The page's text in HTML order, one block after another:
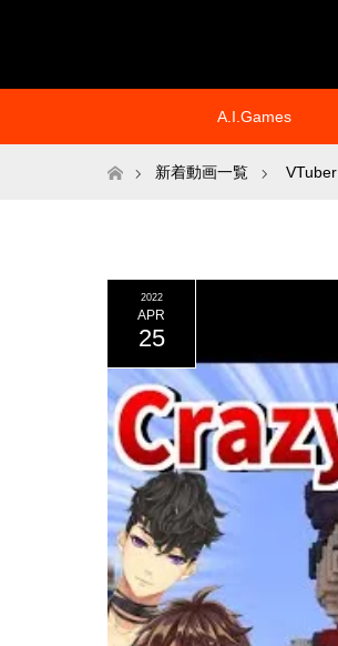
A.I.Games
ホーム新着動画一覧 VTuber
2022
APR
25